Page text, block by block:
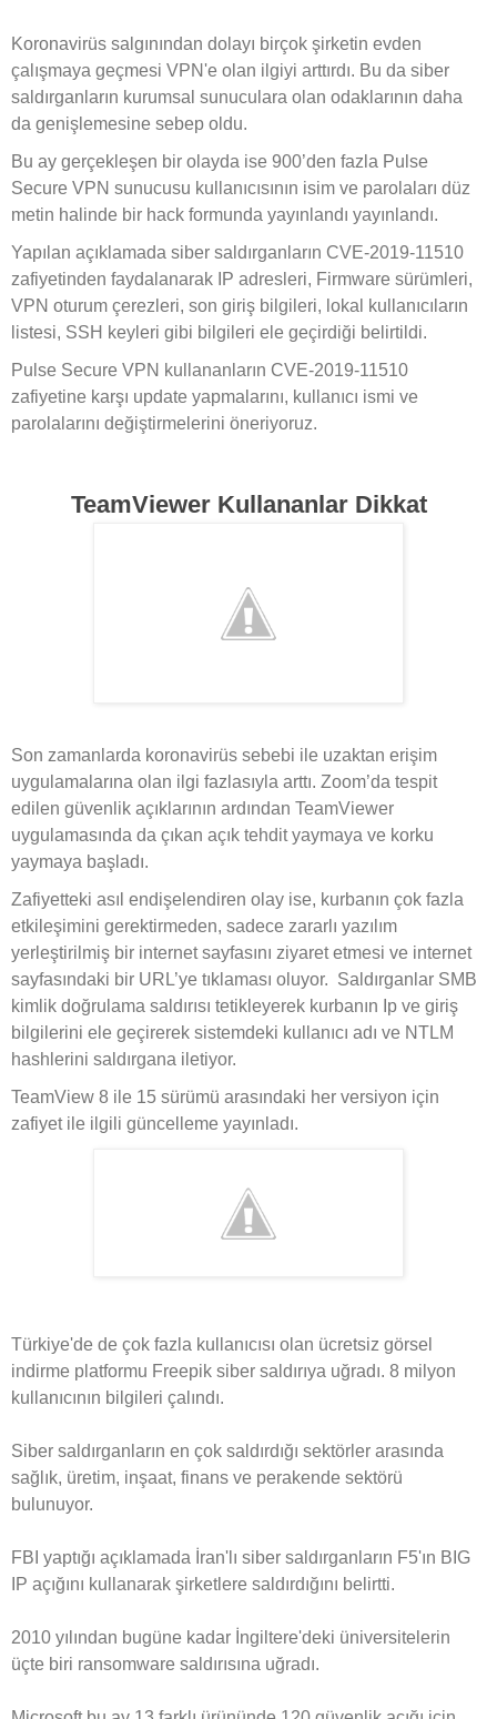
Koronavirüs salgınından dolayı birçok şirketin evden
çalışmaya geçmesi VPN'e olan ilgiyi arttırdı. Bu da siber
saldırganların kurumsal sunuculara olan odaklarının daha
da genişlemesine sebep oldu.
Bu ay gerçekleşen bir olayda ise 900’den fazla Pulse
Secure VPN sunucusu kullanıcısının isim ve parolaları düz
metin halinde bir hack formunda yayınlandı yayınlandı.
Yapılan açıklamada siber saldırganların CVE-2019-11510
zafiyetinden faydalanarak IP adresleri, Firmware sürümleri,
VPN oturum çerezleri, son giriş bilgileri, lokal kullanıcıların
listesi, SSH keyleri gibi bilgileri ele geçirdiği belirtildi.
Pulse Secure VPN kullananların CVE-2019-11510
zafiyetine karşı update yapmalarını, kullanıcı ismi ve
parolalarını değiştirmelerini öneriyoruz.
TeamViewer Kullananlar Dikkat
Son zamanlarda koronavirüs sebebi ile uzaktan erişim
uygulamalarına olan ilgi fazlasıyla arttı. Zoom’da tespit
edilen güvenlik açıklarının ardından TeamViewer
uygulamasında da çıkan açık tehdit yaymaya ve korku
yaymaya başladı.
Zafiyetteki asıl endişelendiren olay ise, kurbanın çok fazla
etkileşimini gerektirmeden, sadece zararlı yazılım
yerleştirilmiş bir internet sayfasını ziyaret etmesi ve internet
sayfasındaki bir URL’ye tıklaması oluyor. Saldırganlar SMB
kimlik doğrulama saldırısı tetikleyerek kurbanın Ip ve giriş
bilgilerini ele geçirerek sistemdeki kullanıcı adı ve NTLM
hashlerini saldırgana iletiyor.
TeamView 8 ile 15 sürümü arasındaki her versiyon için
zafiyet ile ilgili güncelleme yayınladı.
Türkiye'de de çok fazla kullanıcısı olan ücretsiz görsel
indirme platformu Freepik siber saldırıya uğradı. 8 milyon
kullanıcının bilgileri çalındı.
Siber saldırganların en çok saldırdığı sektörler arasında
sağlık, üretim, inşaat, finans ve perakende sektörü
bulunuyor.
FBI yaptığı açıklamada İran'lı siber saldırganların F5'ın BIG
IP açığını kullanarak şirketlere saldırdığını belirtti.
2010 yılından bugüne kadar İngiltere'deki üniversitelerin
üçte biri ransomware saldırısına uğradı.